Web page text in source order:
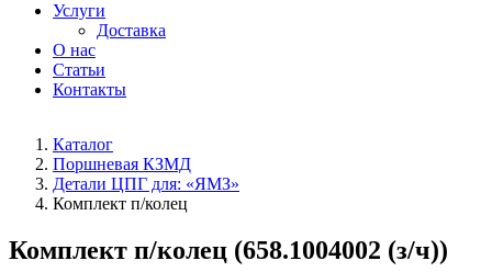
Услуги
Доставка
О нас
Статьи
Контакты
Каталог
Поршневая КЗМД
Детали ЦПГ для: «ЯМЗ»
Комплект п/колец
Комплект п/колец (658.1004002 (з/ч))